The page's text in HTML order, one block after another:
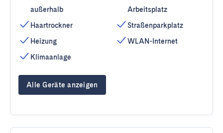
außerhalb
Haartrockner
Heizung
Klimaanlage
Arbeitsplatz
Straßenparkplatz
WLAN-Internet
Alle Geräte anzeigen